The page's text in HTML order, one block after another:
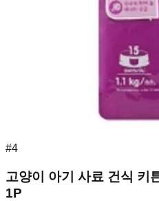
#4
고양이 아기 사료 건식 키
1P